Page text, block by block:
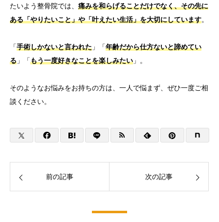
たいよう整骨院では、 痛みを和らげることだけでなく、その先に
ある「やりたいこと」や「叶えたい生活」を大切にしています。
「手術しかないと言われた 」「年齢だから仕方ないと諦めてい
る 」 「もう一度好きなことを楽しみたい 」。
そのようなお悩みをお持ちの方は、一人で悩まず、 ぜひ一度ご相
談ください。
前の記事 次の記事